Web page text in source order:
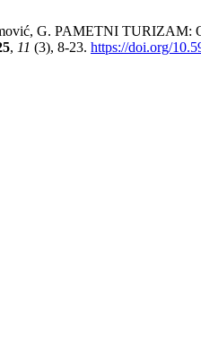
G. PAMETNI
, 11 (3), 8-23. https://doi.org/